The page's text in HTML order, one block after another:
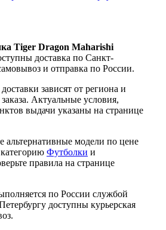
Tiger Dragon Maharishi
доставка по Санкт-
и отправка по России.
зависят от региона и
Актуальные условия,
выдачи указаны на странице
альтернативные модели по цене
Футболки и
правила на странице
по России службой
доступны курьерская